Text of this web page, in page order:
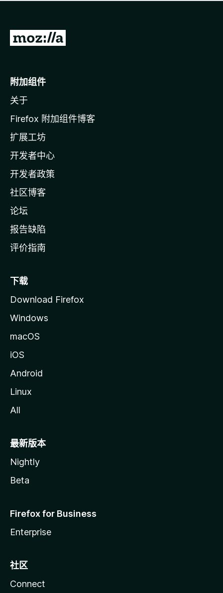
无
转
o
i
l
a
主
页
附加组件
关于
Firefox 附加组件博客
扩展工坊
开发者中心
开发者政策
社区博客
论坛
报告缺陷
评价指南
下载
Download Firefox
Windows
macOS
iOS
Android
Linux
All
最新版本
Nightly
Beta
Firefox for Business
Enterprise
社区
Connect